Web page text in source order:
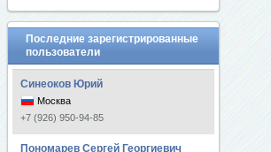
Последние зарегистрированные
пользователи
Синеоков Юрий
Москва
+7 (926) 950-94-85
Пономарев Сергей Георгиевич